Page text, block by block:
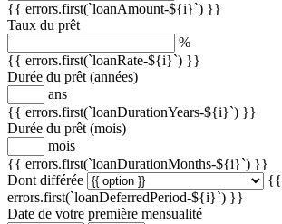
{{ errors.first(`loanAmount-${i}`) }}
Taux du prêt
%
{{ errors.first(`loanRate-${i}`) }}
Durée du prêt (années)
ans
{{ errors.first(`loanDurationYears-${i}`) }}
Durée du prêt (mois)
mois
{{ errors.first(`loanDurationMonths-${i}`) }}
Dont différée
{{
errors.first(`loanDeferredPeriod-${i}`) }}
Date de votre première mensualité